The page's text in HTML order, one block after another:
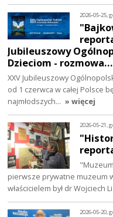
2026-05-25,
Jubileuszowy
Dzieciom - rozmowa…
XXV Jubileuszowy
od 1 czerwca w całej Polsce
najmłodszych… » więcej
2026-05-21,
pierwsze prywatne muzeum
właścicielem był dr Wojciech
2026-05-20,